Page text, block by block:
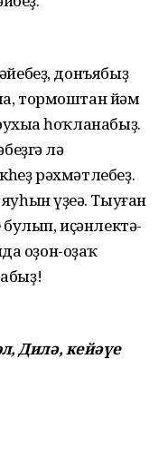
донъябыҙ
тормоштан йәм
һоҡланабыҙ.
лә
рәхмәтлебеҙ.
үҙеңә. Тыуған
булып, иҫәнлектә-
оҙон-оҙаҡ
Дилә, кейәүе